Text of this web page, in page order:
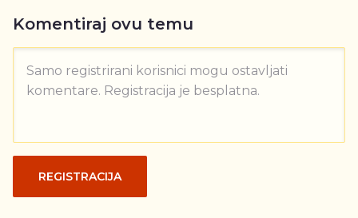
Komentiraj ovu temu
Samo registrirani korisnici mogu ostavljati
komentare. Registracija je besplatna.
REGISTRACIJA